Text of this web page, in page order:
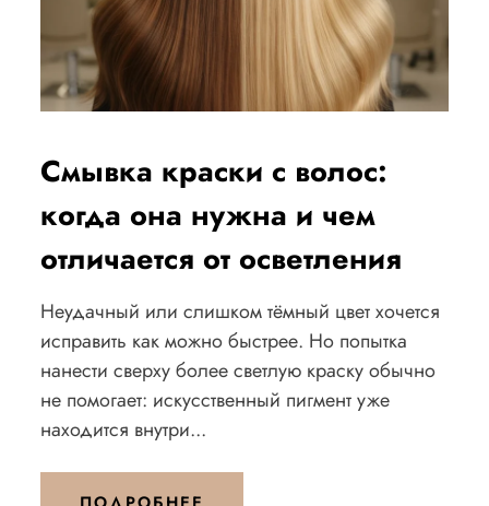
Смывка краски с волос:
когда она нужна и чем
отличается от осветления
Неудачный или слишком тёмный цвет хочется
исправить как можно быстрее. Но попытка
нанести сверху более светлую краску обычно
не помогает: искусственный пигмент уже
находится внутри...